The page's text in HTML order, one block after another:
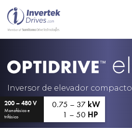
Inversor de elevador compacto
200 – 480 V
Monofásico e
trifásico
0.75 – 37 kW
1 – 50 HP